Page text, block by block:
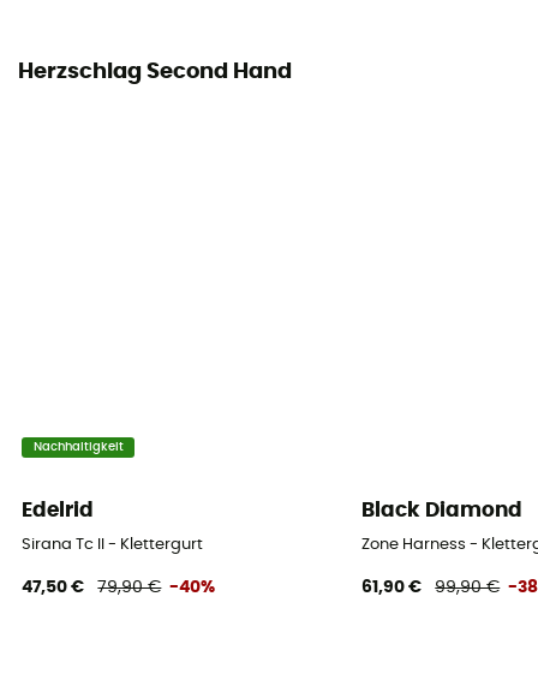
Herzschlag Second Hand
Nachhaltigkeit
Edelrid
Sirana Tc II - Klettergurt
47,50 € 79,90 € -40%
Black Diamond
Zone Harness -
61,90 € 99,90 € -